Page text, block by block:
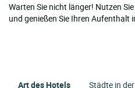
Warten Sie nicht länger! Nutzen
und genießen Sie Ihren Aufenthalt
Art des Hotels Städte in